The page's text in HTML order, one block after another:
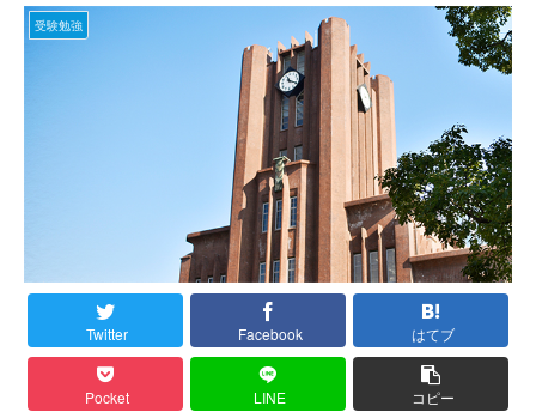
受験勉強
Twitter Facebook はてブ
Pocket LINE コピー